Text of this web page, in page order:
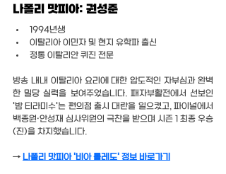
나폴리 맛피아: 권성준
1994년생
이탈리아 이민자 및 현지 유학파 출신
정통 이탈리안 퀴진 전문
방송 내내 이탈리아 요리에 대한 압도적인 자부심과 완벽
한 밀당 실력을 보여주었습니다. 패자부활전에서 선보인
'밤 티라미수'는 편의점 출시 대란을 일으켰고, 파이널에서
백종원·안성재 심사위원의 극찬을 받으며 시즌 1 최종 우승
(진)을 차지했습니다.
→ 나폴리 맛피아 '비아 톨레도' 정보 바로가기